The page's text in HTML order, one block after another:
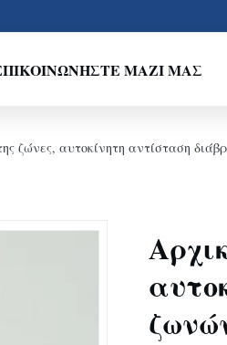
ΜΑΖΊ ΜΑΣ
ζώνες, αυτοκίνητη αντίσταση